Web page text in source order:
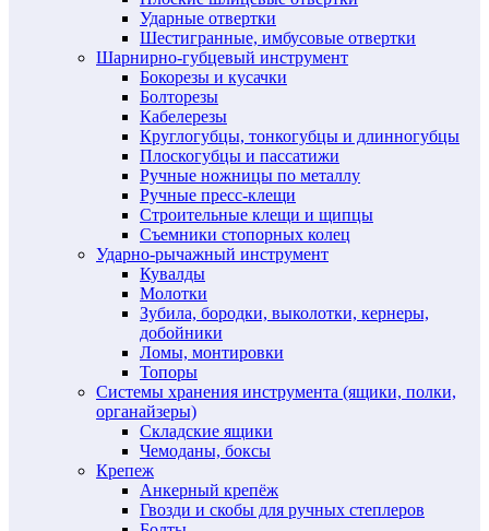
Ударные отвертки
Шестигранные, имбусовые отвертки
Шарнирно-губцевый инструмент
Бокорезы и кусачки
Болторезы
Кабелерезы
Круглогубцы, тонкогубцы и длинногубцы
Плоскогубцы и пассатижи
Ручные ножницы по металлу
Ручные пресс-клещи
Строительные клещи и щипцы
Съемники стопорных колец
Ударно-рычажный инструмент
Кувалды
Молотки
Зубила, бородки, выколотки, кернеры,
добойники
Ломы, монтировки
Топоры
Системы хранения инструмента (ящики, полки,
органайзеры)
Складские ящики
Чемоданы, боксы
Крепеж
Анкерный крепёж
Гвозди и скобы для ручных степлеров